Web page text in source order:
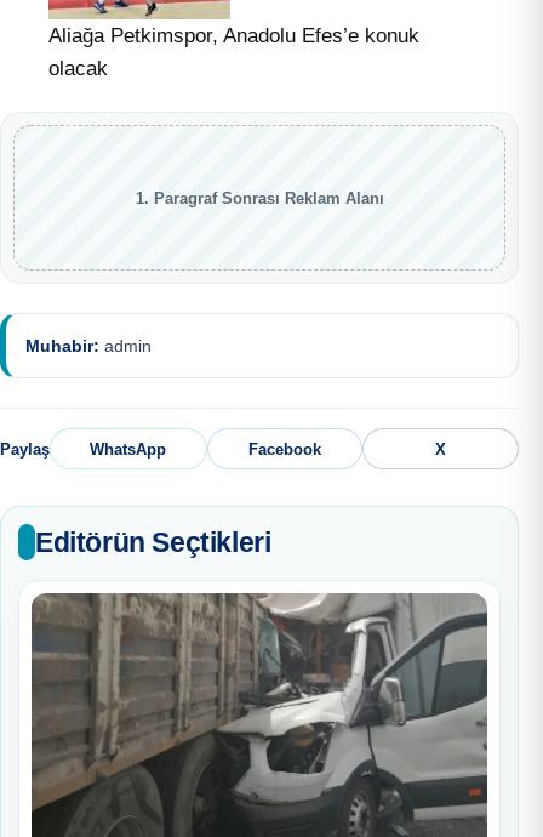
Aliağa Petkimspor, Anadolu Efes’e konuk
olacak
1. Paragraf Sonrası Reklam Alanı
Muhabir: admin
Paylaş WhatsApp Facebook X
Editörün Seçtikleri